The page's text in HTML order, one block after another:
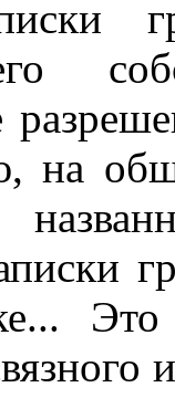
на